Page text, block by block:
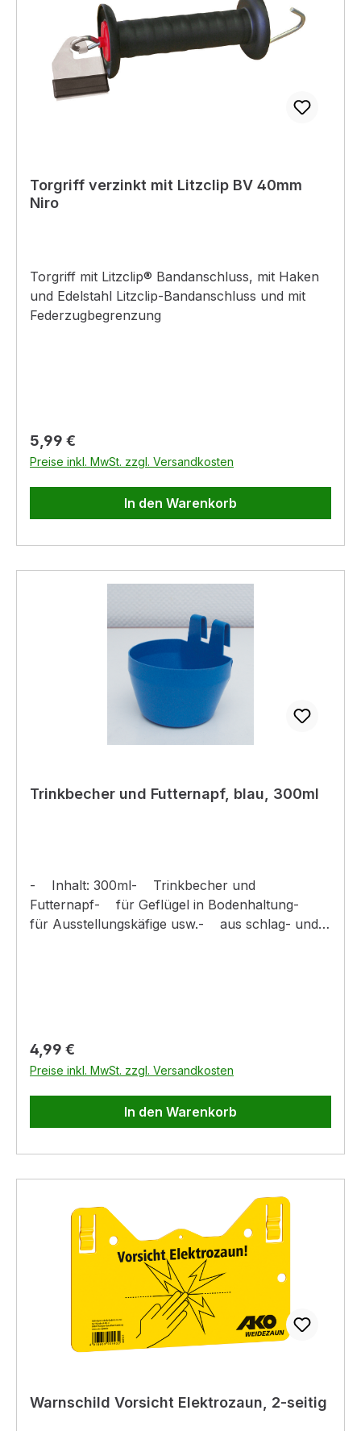
Torgriff verzinkt mit Litzclip BV 40mm
Niro
Torgriff mit Litzclip® Bandanschluss, mit Haken
und Edelstahl Litzclip-Bandanschluss und mit
Federzugbegrenzung
Regulärer Preis:
5,99 €
Preise inkl. MwSt. zzgl. Versandkosten
In den Warenkorb
Trinkbecher und Futternapf, blau, 300ml
- Inhalt: 300ml- Trinkbecher und
Futternapf- für Geflügel in Bodenhaltung-
für Ausstellungskäfige usw.- aus schlag- und
Regulärer Preis:
4,99 €
Preise inkl. MwSt. zzgl. Versandkosten
In den Warenkorb
Warnschild Vorsicht Elektrozaun, 2-seitig